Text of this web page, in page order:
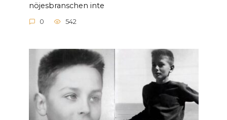
nöjesbranschen inte
0 542